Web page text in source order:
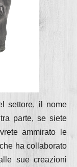
settore, il nome
parte, se siete
ammirato le
ha collaborato
sue creazioni